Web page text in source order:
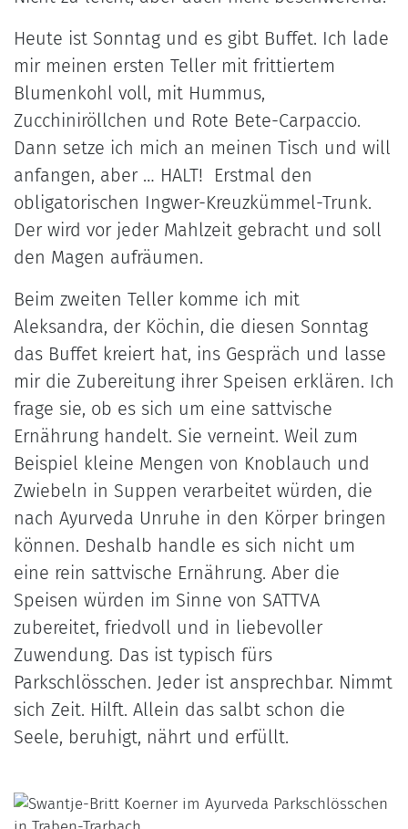
Heute ist Sonntag und es gibt Buffet. Ich lade
mir meinen ersten Teller mit frittiertem
Blumenkohl voll, mit Hummus,
Zucchiniröllchen und Rote Bete-Carpaccio.
Dann setze ich mich an meinen Tisch und will
anfangen, aber … HALT! Erstmal den
obligatorischen Ingwer-Kreuzkümmel-Trunk.
Der wird vor jeder Mahlzeit gebracht und soll
den Magen aufräumen.
Beim zweiten Teller komme ich mit
Aleksandra, der Köchin, die diesen Sonntag
das Buffet kreiert hat, ins Gespräch und lasse
mir die Zubereitung ihrer Speisen erklären. Ich
frage sie, ob es sich um eine sattvische
Ernährung handelt. Sie verneint. Weil zum
Beispiel kleine Mengen von Knoblauch und
Zwiebeln in Suppen verarbeitet würden, die
nach Ayurveda Unruhe in den Körper bringen
können. Deshalb handle es sich nicht um
eine rein sattvische Ernährung. Aber die
Speisen würden im Sinne von SATTVA
zubereitet, friedvoll und in liebevoller
Zuwendung. Das ist typisch fürs
Parkschlösschen. Jeder ist ansprechbar. Nimmt
sich Zeit. Hilft. Allein das salbt schon die
Seele, beruhigt, nährt und erfüllt.